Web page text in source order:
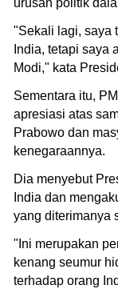
"Sekali lagi, saya
India, tetapi saya
Modi," kata
Sementara itu,
apresiasi atas
Prabowo dan
kenegaraannya.
Dia menyebut
India dan
yang diterimanya
"Ini merupakan
kenang seumur
terhadap orang